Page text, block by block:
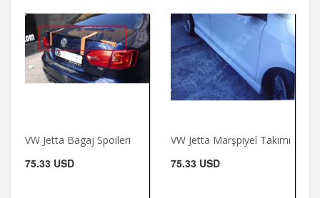
VW Jetta Bagaj Spoileri
75.33 USD
VW Jetta Marşpiyel Takımı
75.33 USD